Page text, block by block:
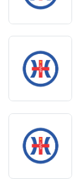
0225-3955
0225-3951
Lịch làm việc:
Khoa Khám
Thứ 2 –
Thứ 7 –
Khoa Khám
Sáng: